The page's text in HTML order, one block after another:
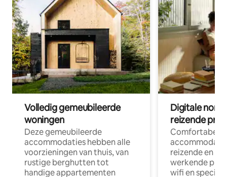
Volledig gemeubileerde
woningen
Deze gemeubileerde
accommodaties hebben alle
voorzieningen van thuis, van
rustige berghutten tot
handige appartementen
Digitale
reizende
Comfortabele
reizende en
werkende
wifi en